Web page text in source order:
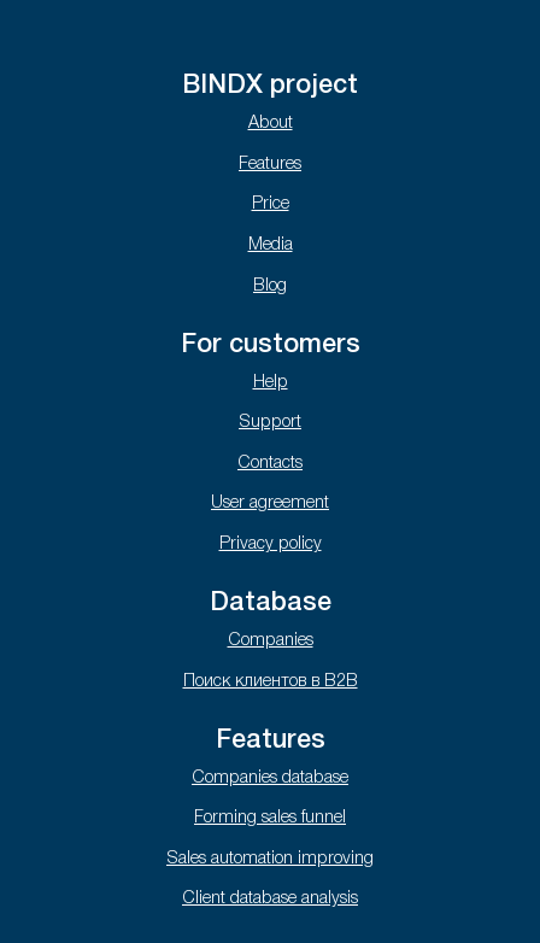
BINDX project
About
Features
Price
Media
Blog
For customers
Help
Support
Contacts
User agreement
Privacy policy
Database
Companies
Поиск клиентов в B2B
Features
Companies database
Forming sales funnel
Sales automation improving
Client database analysis